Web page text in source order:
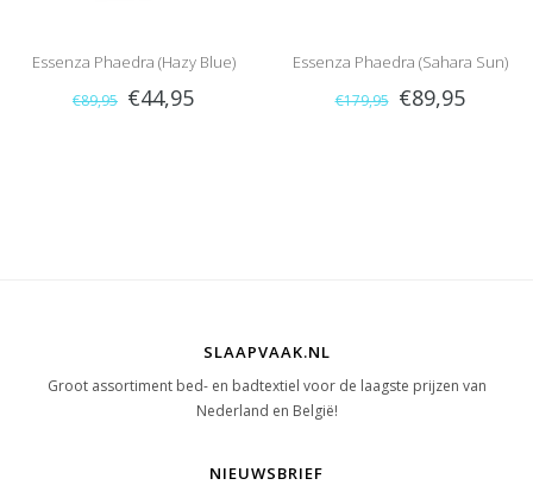
Essenza Phaedra (Hazy Blue)
€89,95 €44,95
Essenza Phaedra (Sahara Sun)
€179,95 €89,95
SLAAPVAAK.NL
Groot assortiment bed- en badtextiel voor de laagste prijzen van
Nederland en België!
NIEUWSBRIEF